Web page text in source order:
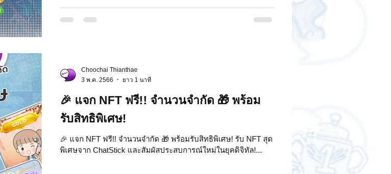
🎉 แจก NFT ฟรี!! จำนวนจำกัด 🎁 พร้อม
รับสิทธิพิเศษ!
🎉 แจก NFT ฟรี!! จำนวนจำกัด 🎁 พร้อมรับสิทธิพิเศษ! รับ NFT สุด
พิเศษจาก ChatStick และสัมผัสประสบการณ์ใหม่ในยุคดิจิทัล!...
Choochai Thianthae
3 พ.ค. 2566
ยาว 1 นาที